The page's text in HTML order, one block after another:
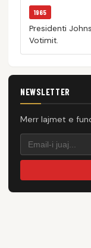
1965
Presidenti
Votimit.
NEWSLETTER
Merr lajmet e